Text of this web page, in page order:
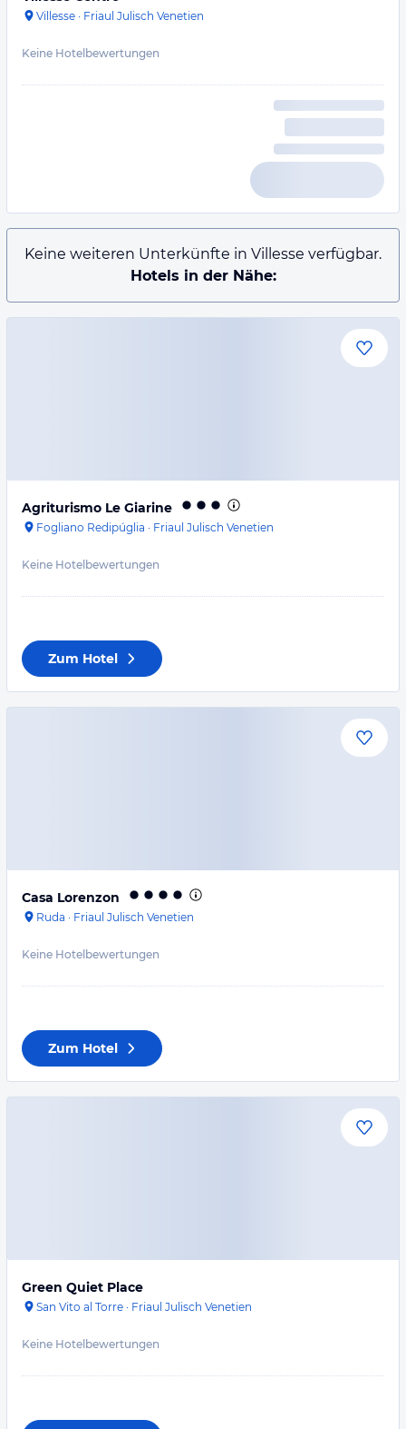
Villesse · Friaul Julisch Venetien
Keine Hotelbewertungen
Keine weiteren Unterkünfte in Villesse verfügbar.
Hotels in der Nähe:
Agriturismo Le Giarine
Fogliano Redipúglia · Friaul Julisch Venetien
Keine Hotelbewertungen
Zum Hotel
Casa Lorenzon
Ruda · Friaul Julisch Venetien
Keine Hotelbewertungen
Zum Hotel
Green Quiet Place
San Vito al Torre · Friaul Julisch Venetien
Keine Hotelbewertungen